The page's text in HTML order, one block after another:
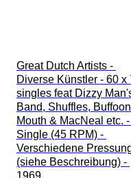
Great Dutch Artists -
Diverse Künstler - 60 x
singles feat Dizzy
Band, Shuffles,
Mouth & MacNeal etc.
Single (45 RPM) -
Verschiedene
(siehe Beschreibung) -
1969